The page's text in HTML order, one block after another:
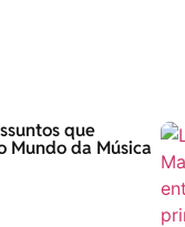
que
Mundo da Música